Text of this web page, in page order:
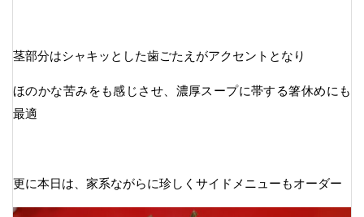
茎部分はシャキッとした歯ごたえがアクセントとなり
ほのかな苦みをも感じさせ、濃厚スープに帯する箸休めにも
最適
更に本日は、家系ながらに珍しくサイドメニューもオーダー